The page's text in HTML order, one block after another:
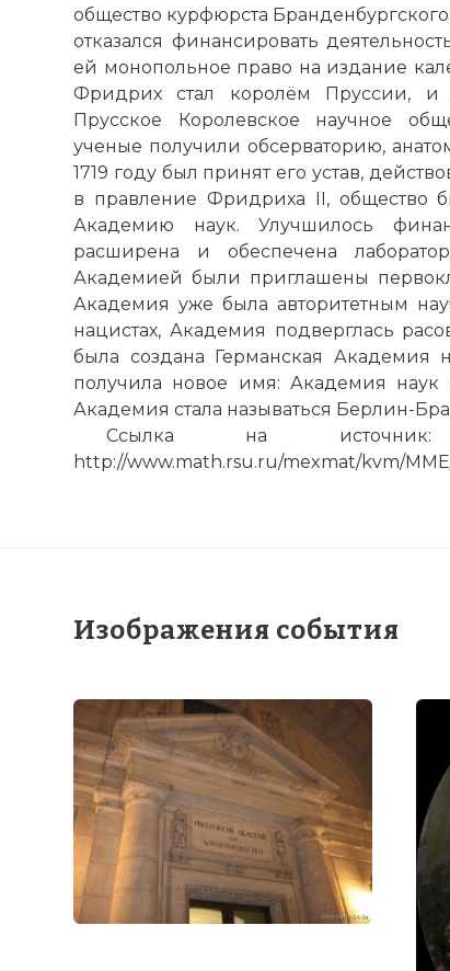
общество курфюрста
отказался финансировать
ей монопольное право на издание
Фридрих стал королём Пруссии,
Прусское Королевское научное
ученые получили обсерваторию,
1719 году был принят его устав,
в правление Фридриха II, общество
Академию наук. Улучшилось
расширена и обеспечена
Академией были приглашены
Академия уже была авторитетным
нацистах, Академия подверглась
была создана Германская Академия
получила новое имя: Академия
Академия стала называться Берлин-
Ссылка на источник:
http://www.math.rsu.ru/mexmat/kvm/
Изображения события
Фото